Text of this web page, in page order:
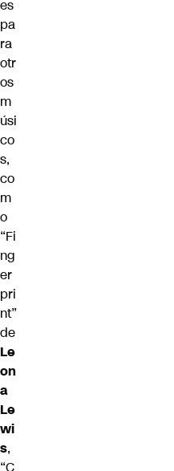
es
pa
ra
otr
os
m
úsi
co
s,
co
m
o
“Fi
ng
er
pri
nt”
de
Le
on
a
Le
wi
s,
“C